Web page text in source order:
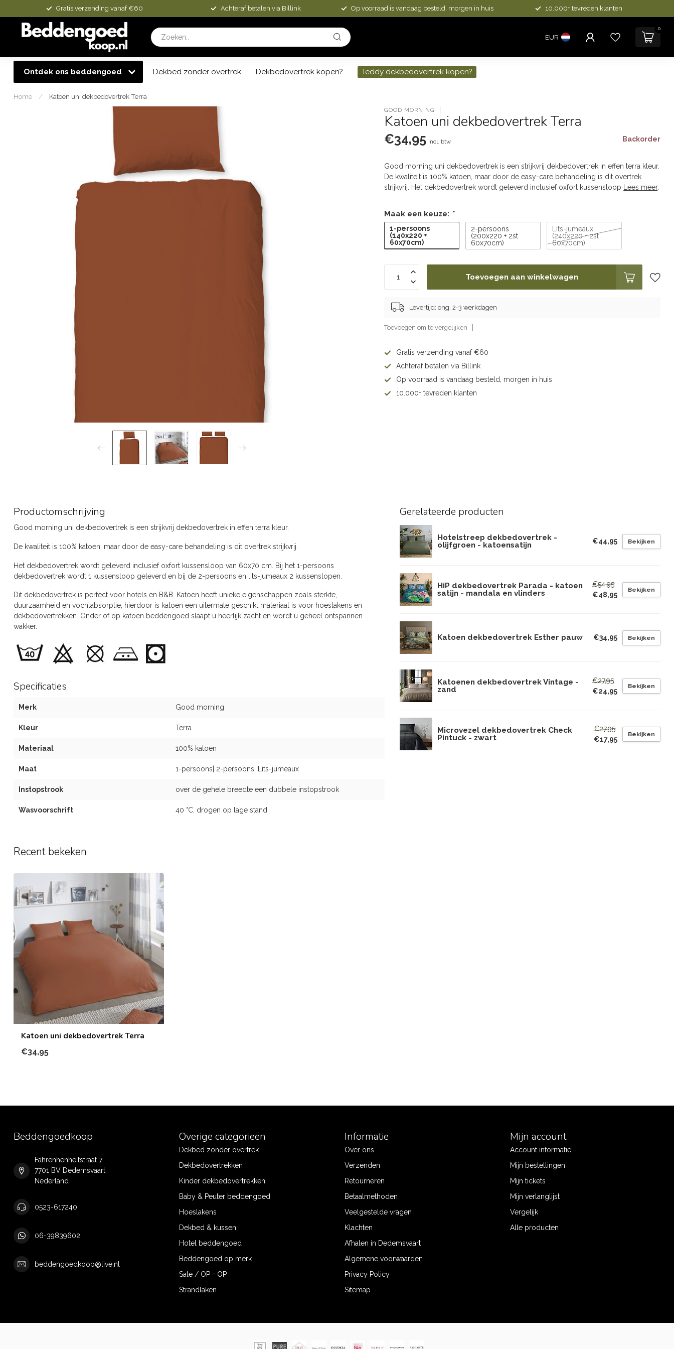
Gratis verzending vanaf €60 Achteraf betalen via Billink Op voorraad is vandaag besteld, morgen in huis 10.000+ tevreden klanten
EUR
0
Ontdek ons beddengoed Dekbed zonder overtrek Dekbedovertrek kopen? Teddy dekbedovertrek kopen?
Home / Katoen uni dekbedovertrek Terra
GOOD MORNING
Katoen uni dekbedovertrek Terra
€34,95 Incl. btw Backorder
Good morning uni dekbedovertrek is een strijkvrij dekbedovertrek in effen terra kleur.
De kwaliteit is 100% katoen, maar door de easy-care behandeling is dit overtrek
strijkvrij. Het dekbedovertrek wordt geleverd inclusief oxfort kussensloop
Lees meer.
Maak een keuze: *
1-persoons
(140x220 +
60x70cm)
2-persoons
(200x220 + 2st
60x70cm)
Lits-jumeaux
(240x220 + 2st
60x70cm)
Toevoegen aan winkelwagen
Levertijd: ong. 2-3 werkdagen
Toevoegen om te vergelijken
Gratis verzending vanaf €60
Achteraf betalen via Billink
Op voorraad is vandaag besteld, morgen in huis
10.000+ tevreden klanten
Productomschrijving
Good morning uni dekbedovertrek is een strijkvrij dekbedovertrek in effen terra kleur.
De kwaliteit is 100% katoen, maar door de easy-care behandeling is dit overtrek strijkvrij.
Het dekbedovertrek wordt geleverd inclusief oxfort kussensloop van 60x70 cm. Bij het 1-persoons
dekbedovertrek wordt 1 kussensloop geleverd en bij de 2-persoons en lits-jumeaux 2 kussenslopen.
Dit dekbedovertrek is perfect voor hotels en B&B. Katoen heeft unieke eigenschappen zoals sterkte,
duurzaamheid en vochtabsorptie, hierdoor is katoen een uitermate geschikt materiaal is voor hoeslakens en
dekbedovertrekken. Onder of op katoen beddengoed slaapt u heerlijk zacht en wordt u geheel ontspannen
wakker.
Specificaties
Merk Good morning
Kleur Terra
Materiaal 100% katoen
Maat 1-persoons| 2-persoons |Lits-jumeaux
Instopstrook over de gehele breedte een dubbele instopstrook
Wasvoorschrift 40 °C, drogen op lage stand
Gerelateerde producten
Hotelstreep dekbedovertrek -
olijfgroen - katoensatijn
€44,95 Bekijken
HiP dekbedovertrek Parada - katoen
satijn - mandala en vlinders
€54,95
€48,95
Bekijken
Katoen dekbedovertrek Esther pauw €34,95 Bekijken
Katoenen dekbedovertrek Vintage -
zand
€27,95
€24,95
Bekijken
Microvezel dekbedovertrek Check
Pintuck - zwart
€27,95
€17,95
Bekijken
Recent bekeken
Katoen uni dekbedovertrek Terra
€34,95
Beddengoedkoop
Fahrenhenheitstraat 7
7701 BV Dedemsvaart
Nederland
0523-617240
06-39839602
beddengoedkoop@live.nl
Overige categorieën
Dekbed zonder overtrek
Dekbedovertrekken
Kinder dekbedovertrekken
Baby & Peuter beddengoed
Hoeslakens
Dekbed & kussen
Hotel beddengoed
Beddengoed op merk
Sale / OP = OP
Strandlaken
Informatie
Over ons
Verzenden
Retourneren
Betaalmethoden
Veelgestelde vragen
Klachten
Afhalen in Dedemsvaart
Algemene voorwaarden
Privacy Policy
Sitemap
Mijn account
Account informatie
Mijn bestellingen
Mijn tickets
Mijn verlanglijst
Vergelijk
Alle producten